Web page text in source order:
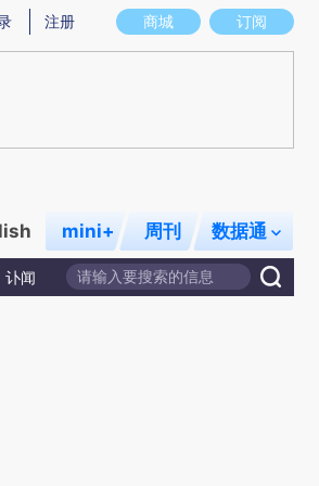
实意图存在偏差。不代表财新观点和立场。推荐点
商城 订阅
注册
mini+ 周刊 数据通
讣闻